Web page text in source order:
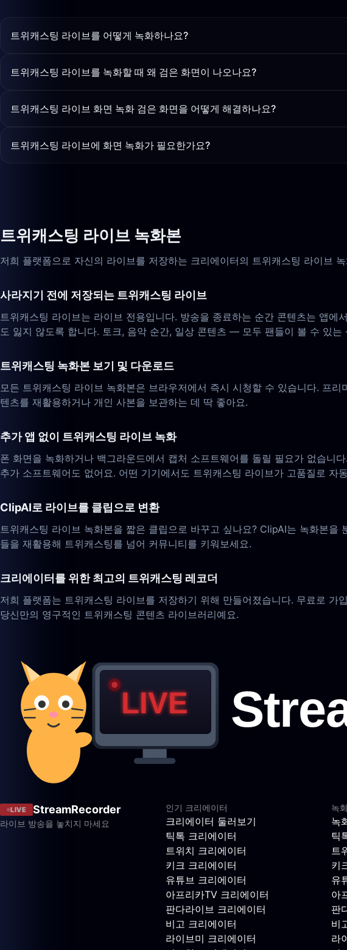
트위캐스팅 라이브를 어떻게 녹화하나요?
트위캐스팅 라이브를 녹화할 때 왜 검은 화면이 나오나요?
트위캐스팅 라이브 화면 녹화 검은 화면을 어떻게 해결하나요?
트위캐스팅 라이브에 화면 녹화가 필요한가요?
트위캐스팅 라이브 녹화본
저희 플랫폼으로 자신의 라이브를 저장하는 크리에이터의 트위캐스팅 라이브
사라지기 전에 저장되는 트위캐스팅 라이브
트위캐스팅 라이브는 라이브 전용입니다. 방송을 종료하는 순간 콘텐츠는 앱
도 잃지 않도록 합니다. 토크, 음악 순간, 일상 콘텐츠 — 모두 팬들이 볼 수 있는
트위캐스팅 녹화본 보기 및 다운로드
모든 트위캐스팅 라이브 녹화본은 브라우저에서 즉시 시청할 수 있습니다. 프
텐츠를 재활용하거나 개인 사본을 보관하는 데 딱 좋아요.
추가 앱 없이 트위캐스팅 라이브 녹화
폰 화면을 녹화하거나 백그라운드에서 캡처 소프트웨어를 돌릴 필요가 없습니
추가 소프트웨어도 없어요. 어떤 기기에서도 트위캐스팅 라이브가 고품질로 자
ClipAI로 라이브를 클립으로 변환
트위캐스팅 라이브 녹화본을 짧은 클립으로 바꾸고 싶나요? ClipAI는 녹화본
들을 재활용해 트위캐스팅를 넘어 커뮤니티를 키워보세요.
크리에이터를 위한 최고의 트위캐스팅 레코더
저희 플랫폼는 트위캐스팅 라이브를 저장하기 위해 만들어졌습니다. 무료로
당신만의 영구적인 트위캐스팅 콘텐츠 라이브러리예요.
LIVE StreamRecorder
라이브 방송을 놓치지 마세요
인기 크리에이터
크리에이터 둘러보기
틱톡 크리에이터
트위치 크리에이터
키크 크리에이터
유튜브 크리에이터
아프리카TV 크리에이터
판다라이브 크리에이터
비고 크리에이터
라이브미 크리에이터
녹
녹
틱
트
키
유
아
판
비
라